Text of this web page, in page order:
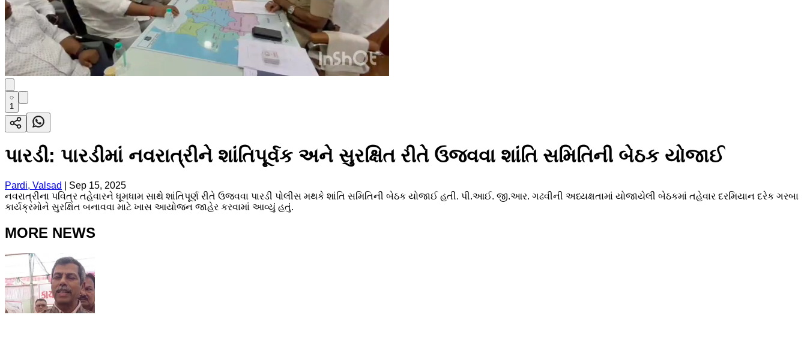
1
પારડી: પારડીમાં નવરાત્રીને શાંતિપૂર્વક અને સુરક્ષિત રીતે ઉજવવા શાંતિ સમિતિની બેઠક યોજાઈ
Pardi, Valsad
Sep 15, 2025
નવરાત્રીના પવિત્ર તહેવારને ધૂમધામ સાથે શાંતિપૂર્ણ રીતે ઉજવવા પારડી પોલીસ મથકે શાંતિ સમિતિની બેઠક યોજાઈ હતી. પી.આઈ. જી.આર. ગઢવીની અધ્યક્ષતામાં યોજાયેલી બેઠકમાં તહેવાર દરમિયાન દરેક ગરબા
કાર્યક્રમોને સુરક્ષિત બનાવવા માટે ખાસ આયોજન જાહેર કરવામાં આવ્યું હતું.
MORE NEWS